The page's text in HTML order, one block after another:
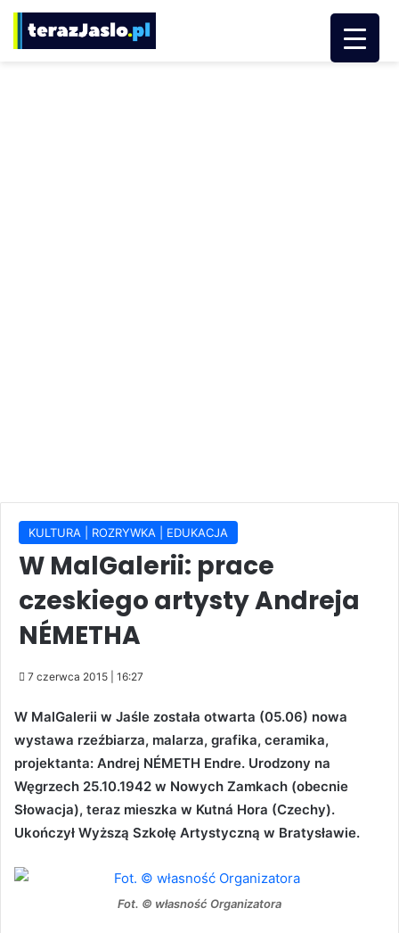
KULTURA | ROZRYWKA | EDUKACJA
W MalGalerii: prace
czeskiego artysty Andreja
NÉMETHA
7 czerwca 2015 | 16:27
W MalGalerii w Jaśle została otwarta (05.06) nowa
wystawa rzeźbiarza, malarza, grafika, ceramika,
projektanta: Andrej NÉMETH Endre. Urodzony na
Węgrzech 25.10.1942 w Nowych Zamkach (obecnie
Słowacja), teraz mieszka w Kutná Hora (Czechy).
Ukończył Wyższą Szkołę Artystyczną w Bratysławie.
Fot. © własność Organizatora